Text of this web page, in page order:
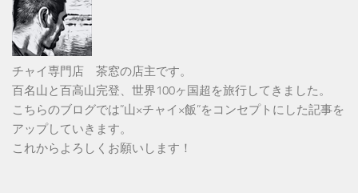
チャイ専門店 茶窓の店主です。
百名山と百高山完登、世界100ヶ国超を旅行してきました。
こちらのブログでは”山×チャイ×飯”をコンセプトにした記事を
アップしていきます。
これからよろしくお願いします！